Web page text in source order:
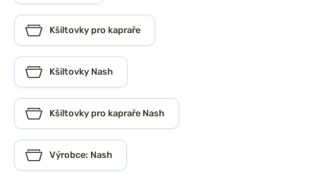
Kšiltovky pro kapraře
Kšiltovky Nash
Kšiltovky pro kapraře Nash
Výrobce: Nash